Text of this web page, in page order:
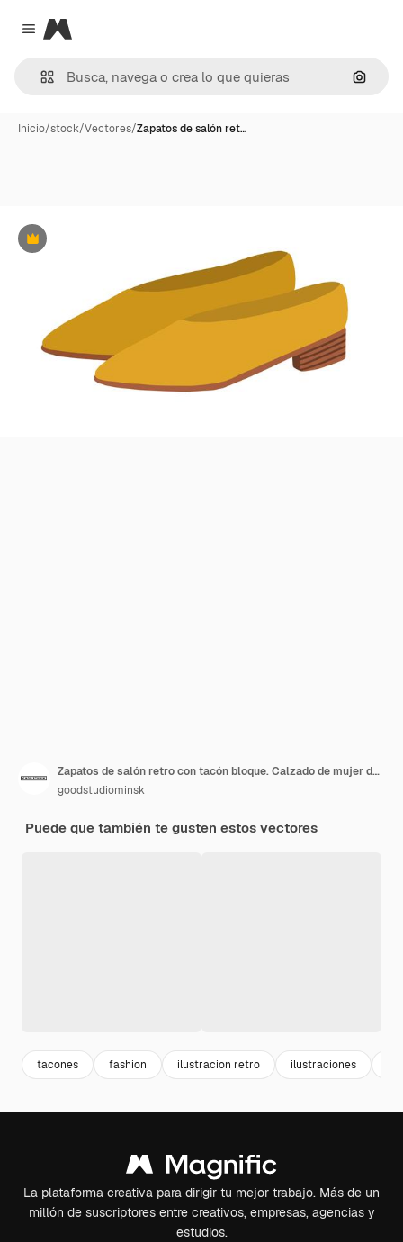
Close menu
Magnific
Inicio/stock/Vectores/Zapatos de salón ret…
Premium
Zapatos de salón retro con tacón bloque. Calzado de mujer de moda. Ilustración de vector plano coloreado de bombas modernas aisladas sobre fondo blanco.
goodstudiominsk
Puede que también te gusten estos vectores
tacones fashion ilustracion retro ilustraciones
La plataforma creativa para dirigir tu mejor trabajo. Más de un
millón de suscriptores entre creativos, empresas, agencias y
estudios.